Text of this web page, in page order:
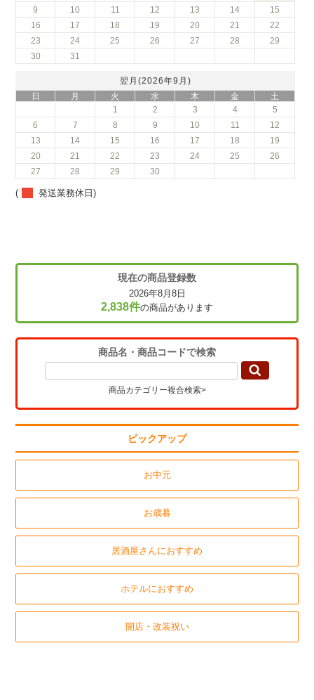
9
10 11 12 13 14
15
16
17 18 19 20 21
22
23
24 25 26 27 28
29
30
31
翌月(2026年9月)
日
月 火 水 木 金
土
1
2 3 4
5
6
7 8 9 10 11
12
13
14 15 16 17 18
19
20
21 22 23 24 25
26
27
28 29 30
( 発送業務休日)
現在の商品登録数
2026年8月8日
2,838件の商品があります
商品名・商品コードで検索
商品カテゴリー複合検索>
ピックアップ
お中元
お歳暮
居酒屋さんにおすすめ
ホテルにおすすめ
開店・改装祝い